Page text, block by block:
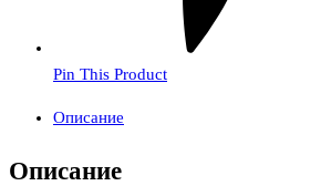
Pin This Product
Описание
Описание